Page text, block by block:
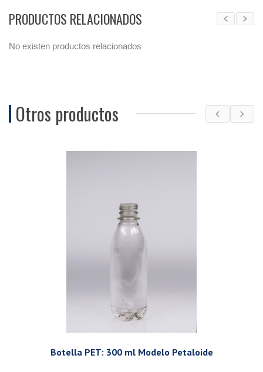
PRODUCTOS RELACIONADOS
No existen productos relacionados
Otros productos
Botella PET: 300 ml Modelo Petaloide